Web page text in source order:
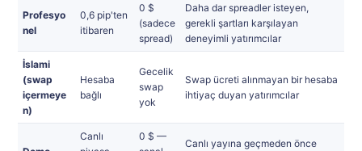
Profesyo
nel
0,6 pip'ten
itibaren
0 $
(sadece
spread)
Daha dar spreadler isteyen,
gerekli şartları karşılayan
deneyimli yatırımcılar
İslami
(swap
içermeye
n)
Hesaba
bağlı
Gecelik
swap
yok
Swap ücreti alınmayan bir hesaba
ihtiyaç duyan yatırımcılar
Canlı
0 $ —
Canlı yayına geçmeden önce